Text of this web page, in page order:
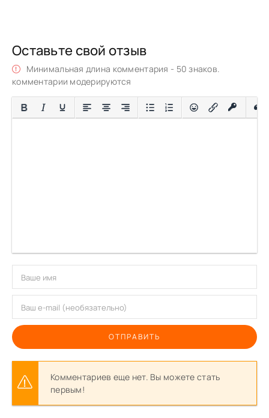
Оставьте свой отзыв
Минимальная длина комментария - 50 знаков.
комментарии модерируются
ОТПРАВИТЬ
Комментариев еще нет. Вы можете стать
первым!